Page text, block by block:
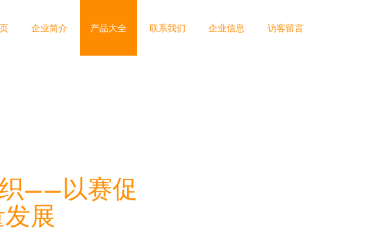
企业简介 产品大全 联系我们 企业信息 访客留言
——以赛促
展